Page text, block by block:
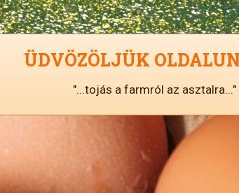
ÜDVÖZÖLJÜK
"...tojás a farmról az asztalra..."